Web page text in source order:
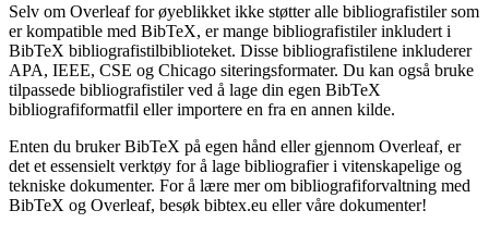
Selv om Overleaf for øyeblikket ikke støtter alle bibliografistiler som
er kompatible med BibTeX, er mange bibliografistiler inkludert i
BibTeX bibliografistilbiblioteket. Disse bibliografistilene inkluderer
APA, IEEE, CSE og Chicago siteringsformater. Du kan også bruke
tilpassede bibliografistiler ved å lage din egen BibTeX
bibliografiformatfil eller importere en fra en annen kilde.
Enten du bruker BibTeX på egen hånd eller gjennom Overleaf, er
det et essensielt verktøy for å lage bibliografier i vitenskapelige og
tekniske dokumenter. For å lære mer om bibliografiforvaltning med
BibTeX og Overleaf, besøk bibtex.eu eller våre dokumenter!